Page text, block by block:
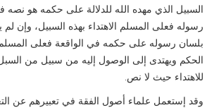
السبيل الذي مهده الله للدلالة على حكمه هو نصه
رسوله فعلى المسلم الاهتداء بهذه السبيل، وإن لم
بلسان رسوله على حكمه في الواقعة فعلى
الحكم ويهتدى إلى الوصول إليه من سبيل من السبل
للاهتداء حيث لا نص.
وقد إستعمل علماء أصول الفقة في تعبيرهم عن